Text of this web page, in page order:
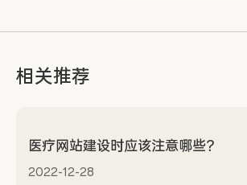
相关推荐
医疗网站建设时应该注意哪些？
2022-12-28